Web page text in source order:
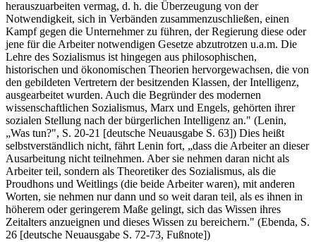
herauszuarbeiten vermag, d. h. die Überzeugung von der
Notwendigkeit, sich in Verbänden zusammenzuschließen, einen
Kampf gegen die Unternehmer zu führen, der Regierung diese oder
jene für die Arbeiter notwendigen Gesetze abzutrotzen u.a.m. Die
Lehre des Sozialismus ist hingegen aus philosophischen,
historischen und ökonomischen Theorien hervorgewachsen, die von
den gebildeten Vertretern der besitzenden Klassen, der Intelligenz,
ausgearbeitet wurden. Auch die Begründer des modernen
wissenschaftlichen Sozialismus, Marx und Engels, gehörten ihrer
sozialen Stellung nach der bürgerlichen Intelligenz an." (Lenin,
„Was tun?", S. 20-21 [deutsche Neuausgabe S. 63]) Dies heißt
selbstverständlich nicht, fährt Lenin fort, „dass die Arbeiter an dieser
Ausarbeitung nicht teilnehmen. Aber sie nehmen daran nicht als
Arbeiter teil, sondern als Theoretiker des Sozialismus, als die
Proudhons und Weitlings (die beide Arbeiter waren), mit anderen
Worten, sie nehmen nur dann und so weit daran teil, als es ihnen in
höherem oder geringerem Maße gelingt, sich das Wissen ihres
Zeitalters anzueignen und dieses Wissen zu bereichern." (Ebenda, S.
26 [deutsche Neuausgabe S. 72-73, Fußnote])